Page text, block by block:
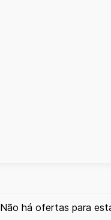
Não há ofertas para